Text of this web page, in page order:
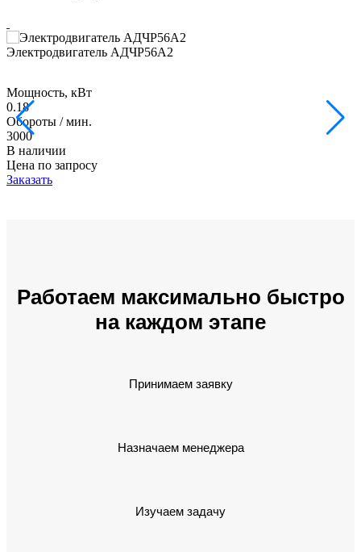
Электродвигатель АДЧР56А2
Мощность, кВт
0.18
Обороты / мин.
3000
В наличии
Цена по запросу
Заказать
Работаем максимально быстро
на каждом этапе
Принимаем заявку
Назначаем менеджера
Изучаем задачу